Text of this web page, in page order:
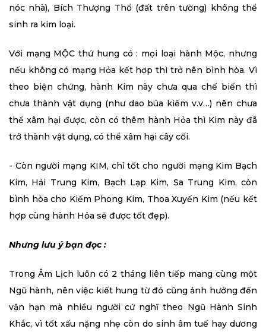
nóc nhà), Bích Thượng Thổ (đất trên tường) không thể
sinh ra kim loại.
Với mạng MỘC thứ hung có : mọi loại hành Mộc, nhưng
nếu không có mạng Hỏa kết hợp thì trở nên bình hòa. Vì
theo biện chứng, hành Kim này chưa qua chế biến thì
chưa thành vật dụng (như dao búa kiếm v.v…) nên chưa
thể xâm hại được, còn có thêm hành Hỏa thì Kim này đã
trở thành vật dụng, có thể xâm hại cây cối.
- Còn người mạng KIM, chỉ tốt cho người mạng Kim Bạch
Kim, Hải Trung Kim, Bạch Lạp Kim, Sa Trung Kim, còn
bình hòa cho Kiếm Phong Kim, Thoa Xuyến Kim (nếu kết
hợp cùng hành Hỏa sẽ được tốt đẹp).
Nhưng lưu ý bạn đọc :
Trong Âm Lịch luôn có 2 tháng liên tiếp mang cùng một
Ngũ hành, nên việc kiết hung từ đó cũng ảnh hưởng đến
vận hạn mà nhiều người cứ nghĩ theo Ngũ Hành Sinh
Khắc, vì tốt xấu nặng nhẹ còn do sinh âm tuế hay dương